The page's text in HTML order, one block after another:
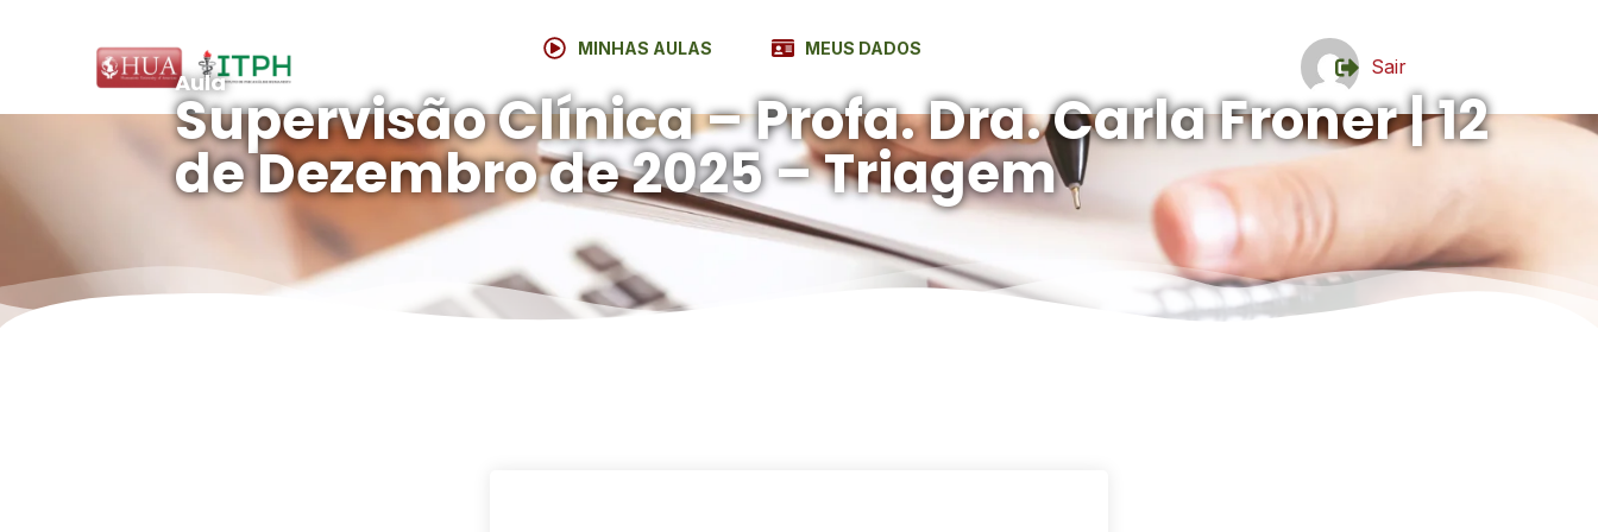
MINHAS AULAS MEUS DADOS
Sair
Aula
Supervisão Clínica – Profa. Dra. Carla Froner | 12
de Dezembro de 2025 – Triagem